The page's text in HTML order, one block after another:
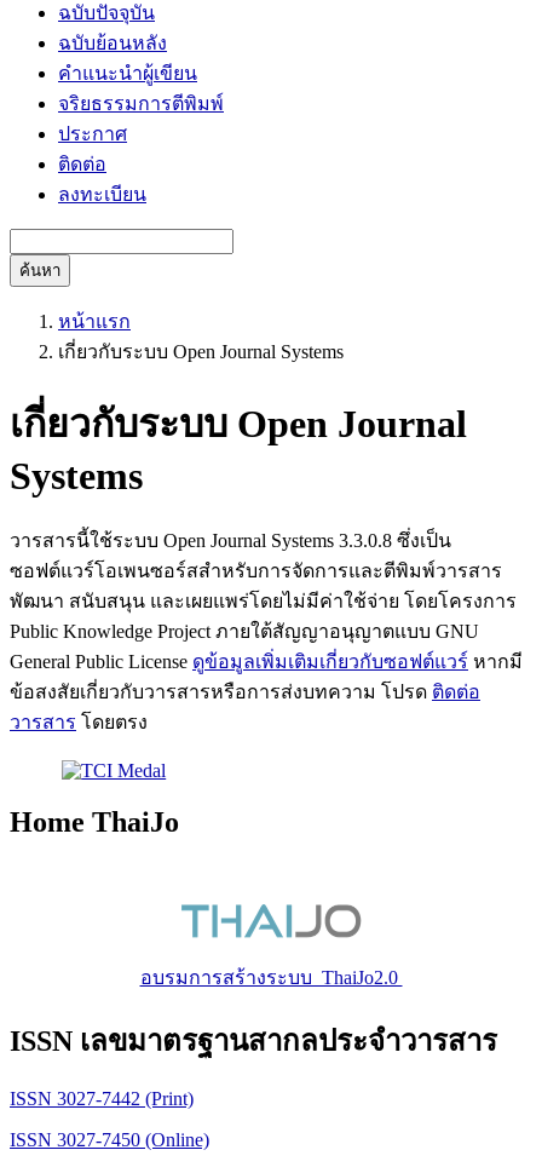
ฉบับปัจจุบัน
ฉบับย้อนหลัง
คำแนะนำผู้เขียน
จริยธรรมการตีพิมพ์
ประกาศ
ติดต่อ
ลงทะเบียน
ค้นหา
หน้าแรก
เกี่ยวกับระบบ Open Journal Systems
เกี่ยวกับระบบ Open Journal
Systems
วารสารนี้ใช้ระบบ Open Journal Systems 3.3.0.8 ซึ่งเป็น
ซอฟต์แวร์โอเพนซอร์สสำหรับการจัดการและตีพิมพ์วารสาร
พัฒนา สนับสนุน และเผยแพร่โดยไม่มีค่าใช้จ่าย โดยโครงการ
Public Knowledge Project ภายใต้สัญญาอนุญาตแบบ GNU
General Public License ดูข้อมูลเพิ่มเติมเกี่ยวกับซอฟต์แวร์ หากมี
ข้อสงสัยเกี่ยวกับวารสารหรือการส่งบทความ โปรด ติดต่อ
วารสาร โดยตรง
Home ThaiJo
อบรมการสร้างระบบ ThaiJo2.0
ISSN เลขมาตรฐานสากลประจำวารสาร
ISSN 3027-7442 (Print)
ISSN 3027-7450 (Online)